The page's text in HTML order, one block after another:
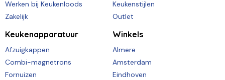
Werken bij Keukenloods
Zakelijk
Keukenstijlen
Outlet
Keukenapparatuur
Afzuigkappen
Combi-magnetrons
Fornuizen
Winkels
Almere
Amsterdam
Eindhoven